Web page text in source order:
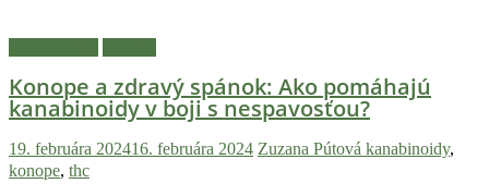
nalaď
sa
na
pohodu.
Konope a zdravý spánok: Ako pomáhajú
kanabinoidy v boji s nespavosťou?
19. februára 202416. februára 2024 Zuzana Pútová kanabinoidy,
konope, thc